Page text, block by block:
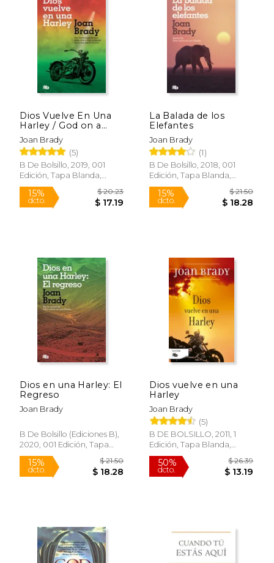
Dios Vuelve En Una
Harley / God on a
Harley
Joan Brady
(5)
B De Bolsillo, 2019, 001
Edición, Tapa Blanda,
Nuevo
15%
dcto. $ 17.19
La Balada de los
Elefantes
Joan Brady
(1)
B De Bolsillo, 2018, 001
Edición, Tapa Blanda,
Nuevo
15%
dcto.
Dios en una Harley: El
Regreso
Joan Brady
B De Bolsillo (Ediciones B),
2020, 001 Edición, Tapa
Blanda, Nuevo
Dios vuelve en una
Harley
Joan Brady
(5)
B DE BOLSILLO, 2011, 1
Edición, Tapa Blanda,
Nuevo